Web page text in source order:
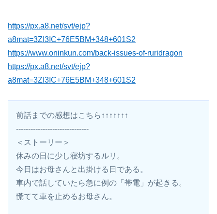
https://px.a8.net/svt/ejp?
a8mat=3ZI3IC+76E5BM+348+601S2
https://www.oninkun.com/back-issues-of-ruridragon
https://px.a8.net/svt/ejp?
a8mat=3ZI3IC+76E5BM+348+601S2
前話までの感想はこちら↑↑↑↑↑↑↑
------------------------------
＜ストーリー＞
休みの日に少し寝坊するルリ。
今日はお母さんと出掛ける日である。
車内で話していたら急に例の「帯電」が起きる。
慌てて車を止めるお母さん。